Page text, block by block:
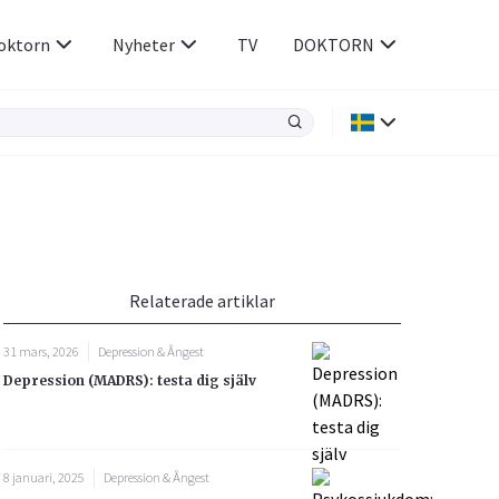
Rörelseapparaten
Sex & Samliv
Sömn & Stress
Nyheter TV DOKTORN
Relaterade artiklar
31 mars, 2026
Depression & Ångest
Depression (MADRS): testa dig själv
8 januari, 2025
Depression & Ångest